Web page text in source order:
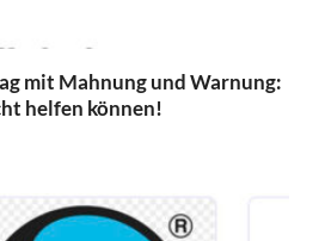
mit Mahnung und Warnung:
helfen können!